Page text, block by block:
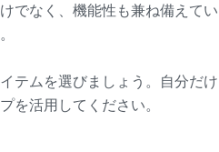
でなく、機能性も兼ね備えてい
テムを選びましょう。自分だけ
を活用してください。